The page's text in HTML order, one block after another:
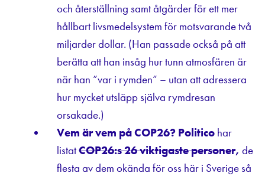
och återställning samt åtgärder för ett mer
hållbart livsmedelsystem för motsvarande två
miljarder dollar. (Han passade också på att
berätta att han insåg hur tunn atmosfären är
när han ”var i rymden” – utan att adressera
hur mycket utsläpp själva rymdresan
orsakade.)
Vem är vem på COP26? Politico har
listatCOP26:s 26 viktigaste personer, de
flesta av dem okända för oss här i Sverige så